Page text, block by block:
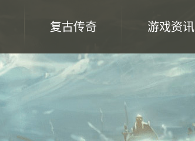
复古传奇 游戏资讯